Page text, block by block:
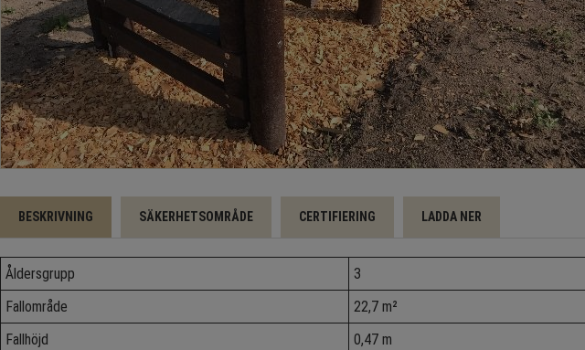
BESKRIVNING SÄKERHETSOMRÅDE CERTIFIERING LADDA NER
Åldersgrupp
3
Fallområde
22,7 m²
Fallhöjd
0,47 m